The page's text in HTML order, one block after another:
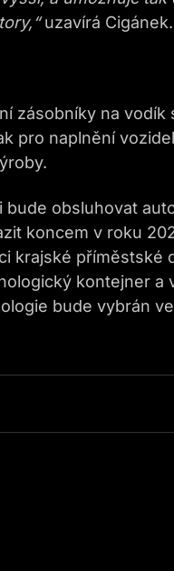
uzavírá Cigánek.
zásobníky na vodík
pro naplnění
obsluhovat
koncem v roku
krajské příměstské
kontejner a
bude vybrán